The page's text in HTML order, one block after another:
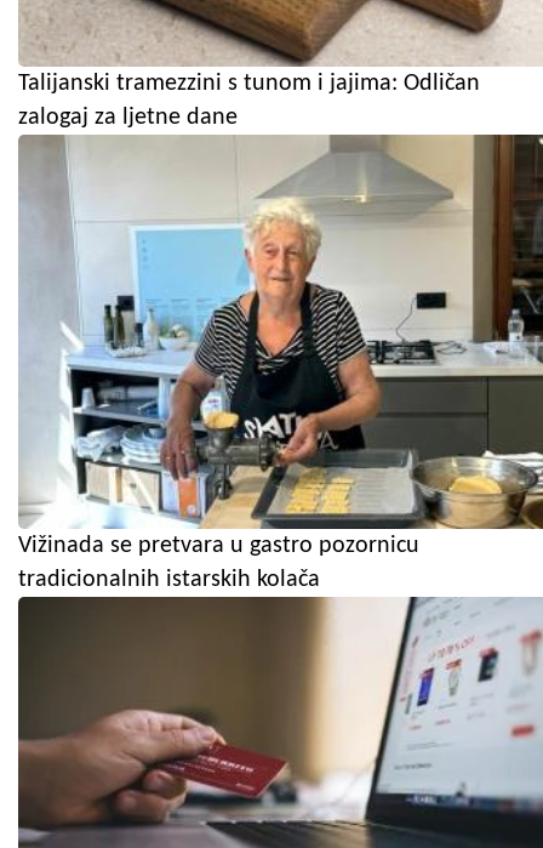
Talijanski tramezzini s tunom i jajima: Odličan
zalogaj za ljetne dane
Vižinada se pretvara u gastro pozornicu
tradicionalnih istarskih kolača